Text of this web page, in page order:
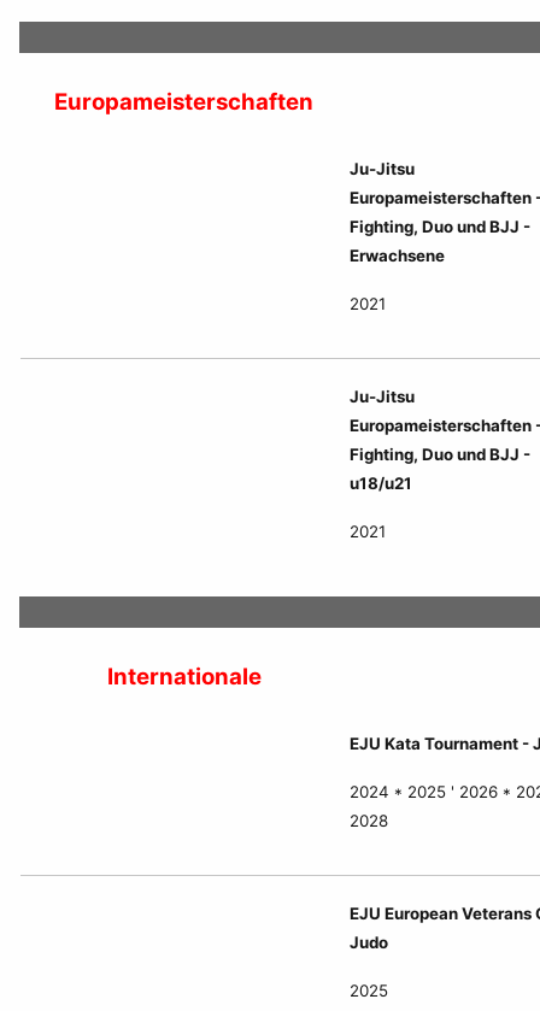
Europameisterschaften
Ju-Jitsu
Europameisterschaften
Fighting, Duo und BJJ -
Erwachsene
2021
Ju-Jitsu
Europameisterschaften
Fighting, Duo und BJJ -
u18/u21
2021
Internationale
EJU Kata Tournament -
2024 * 2025 ' 2026 *
2028
EJU European Veterans
Judo
2025